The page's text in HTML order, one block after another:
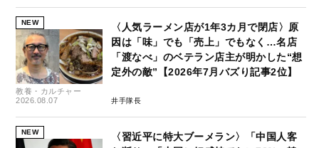
NEW
教養・カルチャー
2026.08.07
〈人気ラーメン店が1年3カ月で閉店〉原
因は「味」でも「売上」でもなく…名店
「渡なべ」のベテラン店主が明かした“想
定外の敵”【2026年7月バズり記事2位】
井手隊長
NEW
〈習近平に特大ブーメラン〉「中国人客